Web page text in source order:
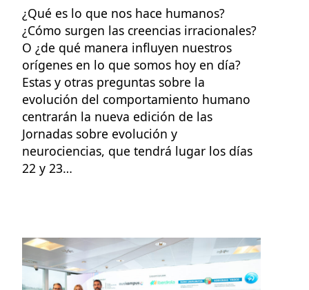
¿Qué es lo que nos hace humanos?
¿Cómo surgen las creencias irracionales?
O ¿de qué manera influyen nuestros
orígenes en lo que somos hoy en día?
Estas y otras preguntas sobre la
evolución del comportamiento humano
centrarán la nueva edición de las
Jornadas sobre evolución y
neurociencias, que tendrá lugar los días
22 y 23…